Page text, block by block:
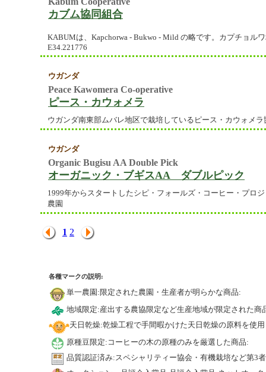
カブム協同組合
KABUMは、Kapchorwa - Bukwo - Mild の略です。カプチョル
E34.221776
ウガンダ
Peace Kawomera Co-operative
ピース・カウォメラ
ウガンダ南東部ムバレ地区で栽培しているピース・カウォメ
ウガンダ
Organic Bugisu AA Double Pick
オーガニック・ブギスAA ダブルピック
1999年からスタートしたシピ・フォールズ・コーヒー・プロ
農園
1 2
各種マークの説明:
単一農園:限定された農園・生産者が明らかな商品:
地域限定:産出する農協限定など生産地域が限定された商
天日乾燥:乾燥工程で手間暇かけた天日乾燥の原料を使
原種豆限定:コーヒーの木の原種のみを厳選した商品:
品質認証済み:スペシャリティー協会・有機栽培など第3